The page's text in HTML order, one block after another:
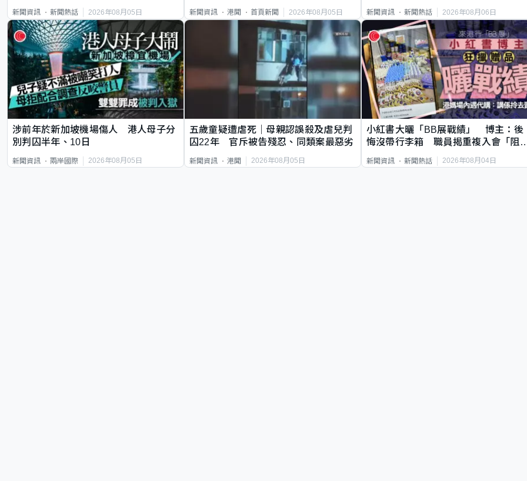
新聞資訊 新聞熱話 2026年08月05日
類案最惡劣
新聞資訊 港聞 首頁新聞 2026年08月05日 新聞資訊 新聞熱話 2026年08月06日
涉前年於新加坡機場傷人 港人母子分
別判囚半年、10日
新聞資訊 兩岸國際 2026年08月05日
五歲童疑遭虐死｜母親認誤殺及虐兒判
囚22年 官斥被告殘忍、同類案最惡劣
新聞資訊 港聞 2026年08月05日
小紅書大曬「BB展戰績」 博主：後
悔沒帶行李箱 職員揭重複入會「阻
新聞資訊 新聞熱話 2026年08月04日